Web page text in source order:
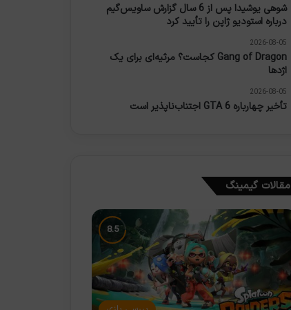
شوهی یوشیدا پس از 6 سال گزارش ساویس‌گیم
درباره استودیو ژاپن را تأیید کرد
2026-08-05
Gang of Dragon کجاست؟ مرثیه‌ای برای یک
اژدها
2026-08-05
تأخیر چهارباره GTA 6 اجتناب‌ناپذیر است
مقالات گیمینگ